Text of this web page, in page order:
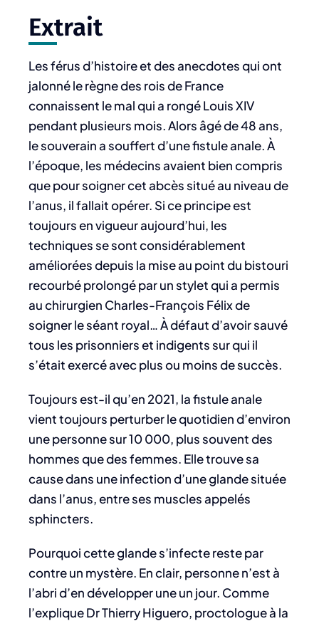
Extrait
Les férus d’histoire et des anecdotes qui ont
jalonné le règne des rois de France
connaissent le mal qui a rongé Louis XIV
pendant plusieurs mois. Alors âgé de 48 ans,
le souverain a souffert d’une fistule anale. À
l’époque, les médecins avaient bien compris
que pour soigner cet abcès situé au niveau de
l’anus, il fallait opérer. Si ce principe est
toujours en vigueur aujourd’hui, les
techniques se sont considérablement
améliorées depuis la mise au point du bistouri
recourbé prolongé par un stylet qui a permis
au chirurgien Charles-François Félix de
soigner le séant royal… À défaut d’avoir sauvé
tous les prisonniers et indigents sur qui il
s’était exercé avec plus ou moins de succès.
Toujours est-il qu’en 2021, la fistule anale
vient toujours perturber le quotidien d’environ
une personne sur 10 000, plus souvent des
hommes que des femmes. Elle trouve sa
cause dans une infection d’une glande située
dans l’anus, entre ses muscles appelés
sphincters.
Pourquoi cette glande s’infecte reste par
contre un mystère. En clair, personne n’est à
l’abri d’en développer une un jour. Comme
l’explique Dr Thierry Higuero, proctologue à la